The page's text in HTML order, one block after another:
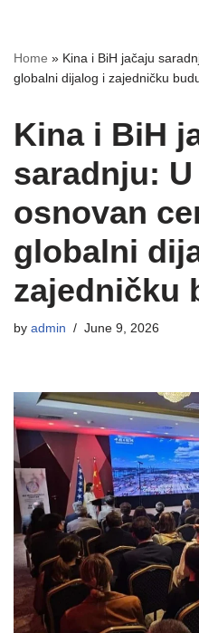
Home » Kina i BiH jačaju
globalni dijalog i zajedničku
Kina i BiH
saradnju:
osnovan
globalni
zajedničku
by admin June 9, 2026